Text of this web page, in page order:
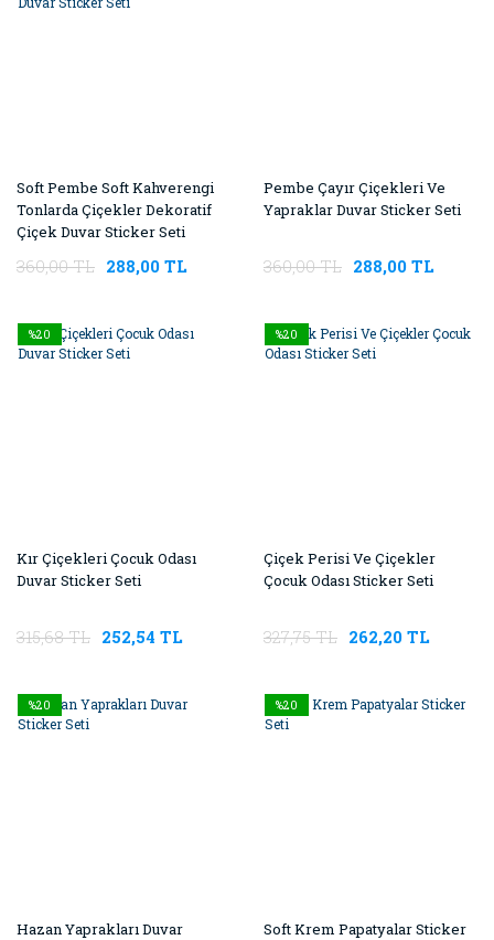
Soft Pembe Soft Kahverengi
Tonlarda Çiçekler Dekoratif
Çiçek Duvar Sticker Seti
360,00 TL 288,00 TL
Pembe Çayır Çiçekleri Ve
Yapraklar Duvar Sticker Seti
360,00 TL 288,00 TL
%20
Kır Çiçekleri Çocuk Odası
Duvar Sticker Seti
315,68 TL 252,54 TL
%20
Çiçek Perisi Ve Çiçekler
Çocuk Odası Sticker Seti
327,75 TL 262,20 TL
%20
Hazan Yaprakları Duvar
%20
Soft Krem Papatyalar Sticker